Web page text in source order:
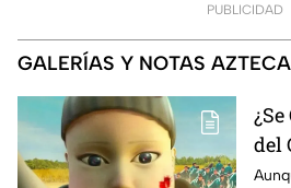
PUBLICIDAD
GALERÍAS Y NOTAS
del